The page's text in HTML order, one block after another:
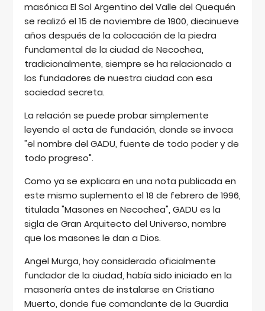
masónica El Sol Argentino del Valle del Quequén
se realizó el 15 de noviembre de 1900, diecinueve
años después de la colocación de la piedra
fundamental de la ciudad de Necochea,
tradicionalmente, siempre se ha relacionado a
los fundadores de nuestra ciudad con esa
sociedad secreta.
La relación se puede probar simplemente
leyendo el acta de fundación, donde se invoca
"el nombre del GADU, fuente de todo poder y de
todo progreso".
Como ya se explicara en una nota publicada en
este mismo suplemento el 18 de febrero de 1996,
titulada "Masones en Necochea", GADU es la
sigla de Gran Arquitecto del Universo, nombre
que los masones le dan a Dios.
Angel Murga, hoy considerado oficialmente
fundador de la ciudad, había sido iniciado en la
masonería antes de instalarse en Cristiano
Muerto, donde fue comandante de la Guardia